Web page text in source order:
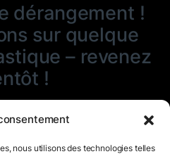
nous utilisons des technologies telles
dérangement !
sur quelque
– revenez
!